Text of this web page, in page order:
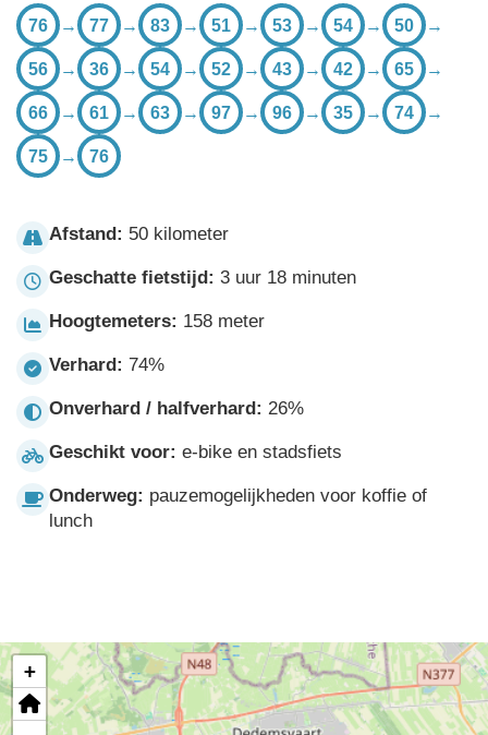
76 → 77 → 83 → 51 → 53 → 54 → 50 →
56 → 36 → 54 → 52 → 43 → 42 → 65 →
66 → 61 → 63 → 97 → 96 → 35 → 74 →
75 → 76
Afstand: 50 kilometer
Geschatte fietstijd: 3 uur 18 minuten
Hoogtemeters: 158 meter
Verhard: 74%
Onverhard / halfverhard: 26%
Geschikt voor: e-bike en stadsfiets
Onderweg: pauzemogelijkheden voor koffie of
lunch
+